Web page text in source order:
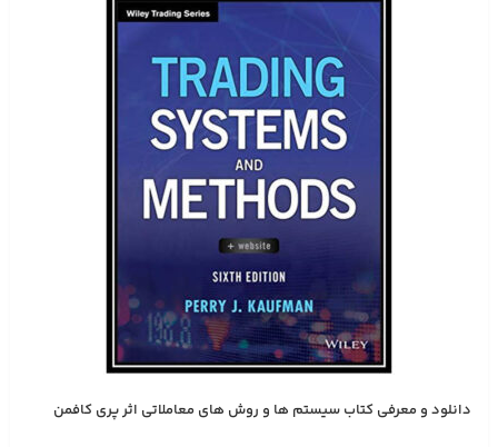
دانلود و معرفی کتاب سیستم ها و روش های معاملاتی اثر پری کافمن